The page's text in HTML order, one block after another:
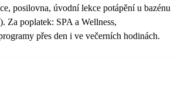
posilovna, úvodní lekce potápění u bazénu
Za poplatek: SPA a Wellness,
přes den i ve večerních hodinách.